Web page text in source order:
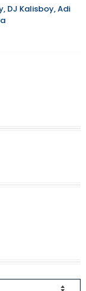
DJ Kalisboy, Adi